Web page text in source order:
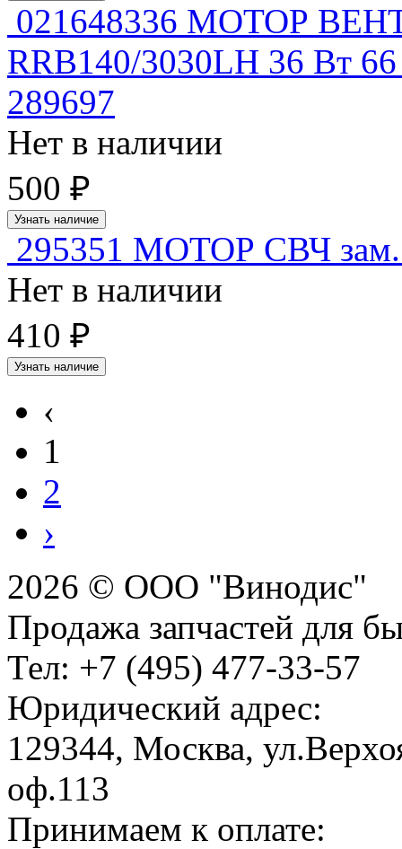
021648336 МОТОР
RRB140/3030LH 36 Вт
289697
Нет в наличии
500 ₽
Узнать наличие
295351 МОТОР СВЧ зам.
Нет в наличии
410 ₽
Узнать наличие
‹
1
2
›
2026 © ООО "Винодис"
Продажа запчастей для
Тел: +7 (495) 477-33-57
Юридический адрес:
129344, Москва,
оф.113
Принимаем к оплате: